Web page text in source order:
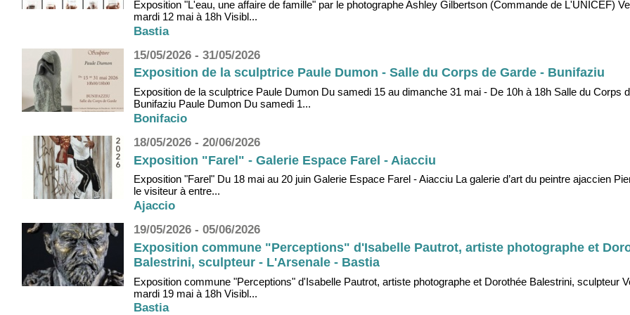
Exposition "L'eau, une affaire de famille" par le photographe Ashley Gilbertson (Commande de L'UNICEF)
mardi 12 mai à 18h Visibl...
Bastia
15/05/2026 - 31/05/2026
Exposition de la sculptrice Paule Dumon - Salle du Corps de Garde - Bunifaziu
Exposition de la sculptrice Paule Dumon Du samedi 15 au dimanche 31 mai - De 10h à 18h Salle du Corps
Bunifaziu Paule Dumon Du samedi 1...
Bonifacio
18/05/2026 - 20/06/2026
Exposition "Farel" - Galerie Espace Farel - Aiacciu
Exposition "Farel" Du 18 mai au 20 juin Galerie Espace Farel - Aiacciu La galerie d’art du peintre ajaccien
le visiteur à entre...
Ajaccio
19/05/2026 - 05/06/2026
Exposition commune "Perceptions" d'Isabelle Pautrot, artiste photographe et
Balestrini, sculpteur - L'Arsenale - Bastia
Exposition commune "Perceptions" d'Isabelle Pautrot, artiste photographe et Dorothée Balestrini, sculpteur
mardi 19 mai à 18h Visibl...
Bastia